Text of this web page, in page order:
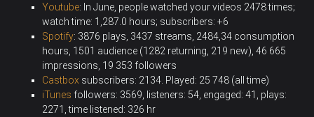
Youtube: In June, people watched your videos 2478 times;
watch time: 1,287.0 hours; subscribers: +6
Spotify: 3876 plays, 3437 streams, 2484,34 consumption
hours, 1501 audience (1282 returning, 219 new), 46 665
impressions, 19 353 followers
Castbox subscribers: 2134 Played: 25 748 (all time)
iTunes followers: 3569, listeners: 54, engaged: 41, plays:
2271, time listened: 326 hr